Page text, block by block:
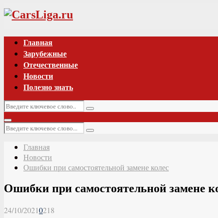
Vk
Главная
Зарубежные
Отечественные
Новости
Полезно знать
Искать:
Поиск
Основное
меню
Искать:
Поиск
Главная
Новости
Ошибки при самостоятельной замене колес
Ошибки при самостоятельной замене
24/10/20210218